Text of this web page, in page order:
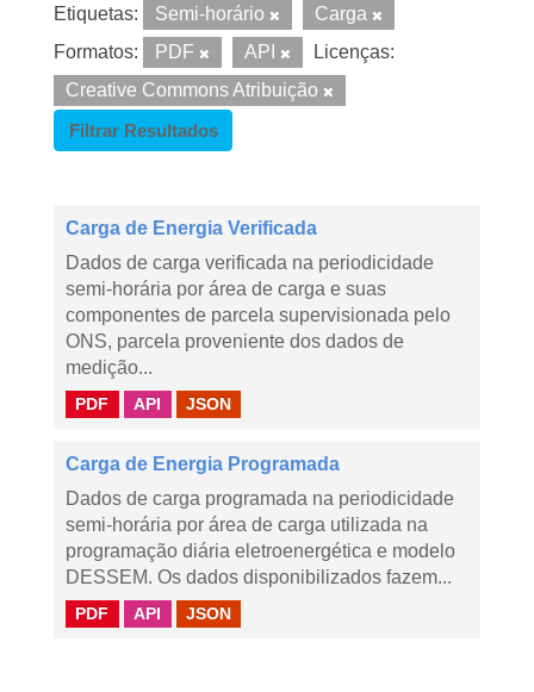
Etiquetas: Semi-horário
Carga
Formatos:
PDF API
Licenças:
Creative Commons Atribuição
Filtrar Resultados
Carga de Energia Verificada
Dados de carga verificada na periodicidade
semi-horária por área de carga e suas
componentes de parcela supervisionada pelo
ONS, parcela proveniente dos dados de
medição...
PDF API JSON
Carga de Energia Programada
Dados de carga programada na periodicidade
semi-horária por área de carga utilizada na
programação diária eletroenergética e modelo
DESSEM. Os dados disponibilizados fazem...
PDF API JSON